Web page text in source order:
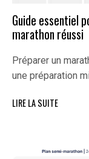
Guide essentiel
marathon réussi
Préparer un
une préparation
LIRE LA SUITE